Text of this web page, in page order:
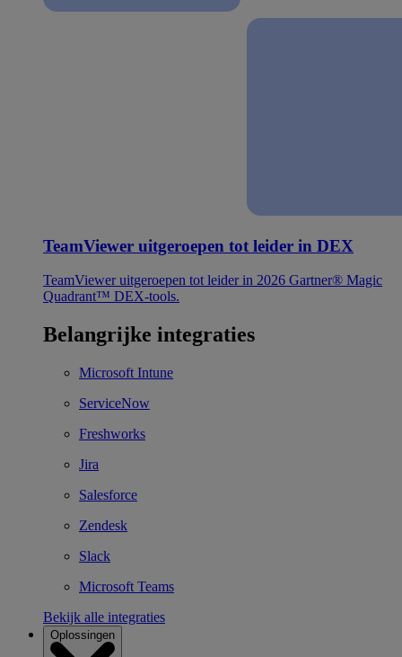
TeamViewer uitgeroepen tot leider in DEX
TeamViewer uitgeroepen tot leider in 2026 Gartner® Magic
Quadrant™ DEX-tools.
Belangrijke integraties
Microsoft Intune
ServiceNow
Freshworks
Jira
Salesforce
Zendesk
Slack
Microsoft Teams
Bekijk alle integraties
Oplossingen